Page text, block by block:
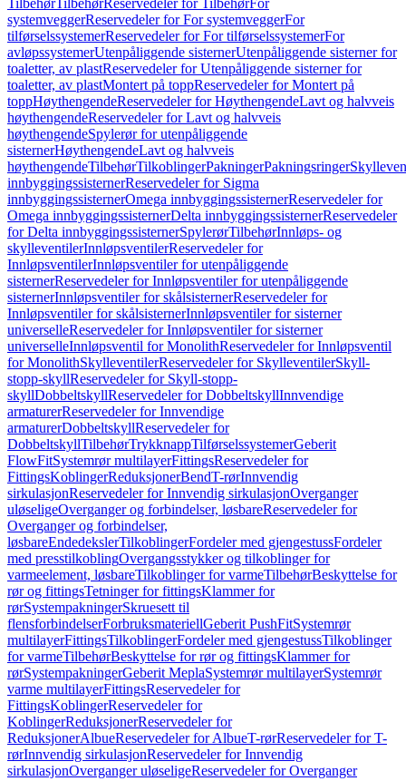
TilbehørTilbehørReservedeler for TilbehørFor
systemveggerReservedeler for For systemveggerFor
tilførselssystemerReservedeler for For tilførselssystemerFor
avløpssystemerUtenpåliggende sisternerUtenpåliggende sisterner for
toaletter, av plastReservedeler for Utenpåliggende sisterner for
toaletter, av plastMontert på toppReservedeler for Montert på
toppHøythengendeReservedeler for HøythengendeLavt og halvveis
høythengendeReservedeler for Lavt og halvveis
høythengendeSpylerør for utenpåliggende
sisternerHøythengendeLavt og halvveis
høythengendeTilbehørTilkoblingerPakningerPakningsringer
innbyggingssisternerReservedeler for Sigma
innbyggingssisternerOmega innbyggingssisternerReservedeler for
Omega innbyggingssisternerDelta innbyggingssisternerReservedeler
for Delta innbyggingssisternerSpylerørTilbehørInnløps- og
skylleventilerInnløpsventilerReservedeler for
InnløpsventilerInnløpsventiler for utenpåliggende
sisternerReservedeler for Innløpsventiler for utenpåliggende
sisternerInnløpsventiler for skålsisternerReservedeler for
Innløpsventiler for skålsisternerInnløpsventiler for sisterner
universelleReservedeler for Innløpsventiler for sisterner
universelleInnløpsventil for MonolithReservedeler for Innløpsventil
for MonolithSkylleventilerReservedeler for SkylleventilerSkyll-
stopp-skyllReservedeler for Skyll-stopp-
skyllDobbeltskyllReservedeler for DobbeltskyllInnvendige
armaturerReservedeler for Innvendige
armaturerDobbeltskyllReservedeler for
DobbeltskyllTilbehørTrykknappTilførselssystemerGeberit
FlowFitSystemrør multilayerFittingsReservedeler for
FittingsKoblingerReduksjonerBendT-rørInnvendig
sirkulasjonReservedeler for Innvendig sirkulasjonOverganger
uløseligeOverganger og forbindelser, løsbareReservedeler for
Overganger og forbindelser,
løsbareEndedekslerTilkoblingerFordeler med gjengestussFordeler
med presstilkoblingOvergangsstykker og tilkoblinger for
varmeelement, løsbareTilkoblinger for varmeTilbehørBeskyttelse for
rør og fittingsTetninger for fittingsKlammer for
rørSystempakningerSkruesett til
flensforbindelserForbruksmateriellGeberit PushFitSystemrør
multilayerFittingsTilkoblingerFordeler med gjengestussTilkoblinger
for varmeTilbehørBeskyttelse for rør og fittingsKlammer for
rørSystempakningerGeberit MeplaSystemrør multilayerSystemrør
varme multilayerFittingsReservedeler for
FittingsKoblingerReservedeler for
KoblingerReduksjonerReservedeler for
ReduksjonerAlbueReservedeler for AlbueT-rørReservedeler for T-
rørInnvendig sirkulasjonReservedeler for Innvendig
sirkulasjonOverganger uløseligeReservedeler for Overganger